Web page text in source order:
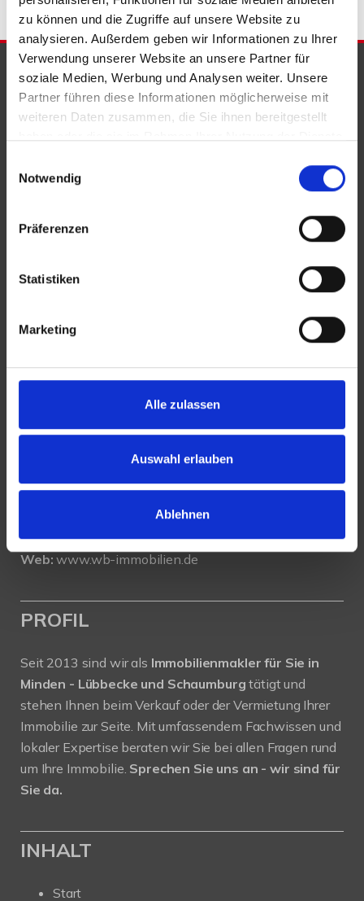
zu können und die Zugriffe auf unsere Website zu
analysieren. Außerdem geben wir Informationen zu Ihrer
Verwendung unserer Website an unsere Partner für
soziale Medien, Werbung und Analysen weiter. Unsere
Partner führen diese Informationen möglicherweise mit
weiteren Daten zusammen, die Sie ihnen bereitgestellt
Notwendig
Präferenzen
Statistiken
Marketing
Alle zulassen
Auswahl erlauben
Ablehnen
PARTNER & AUSZEICHNUNGEN
32457 Porta Westfalica
Fax:0571 - 870 490 05
E-Mail:info@wb-immobilien.de
Web: www.wb-immobilien.de
PROFIL
Seit 2013 sind wir als Immobilienmakler für Sie in
Minden - Lübbecke und Schaumburgtätigt und
stehen Ihnen beim Verkauf oder der Vermietung Ihrer
Immobilie zur Seite. Mit umfassendem Fachwissen und
lokaler Expertise beraten wir Sie bei allen Fragen rund
um Ihre Immobilie. Sprechen Sie uns an - wir sind für
Sie da.
INHALT
Start